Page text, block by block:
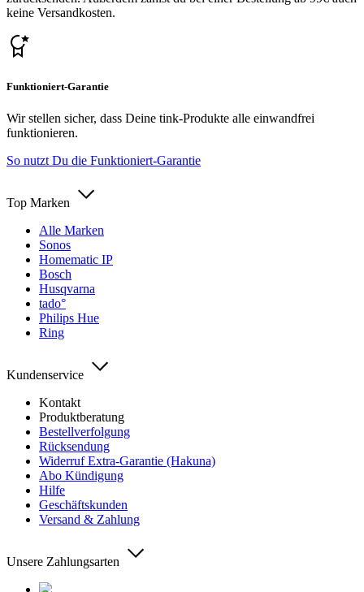
keine Versandkosten.
Funktioniert-Garantie
Wir stellen sicher, dass Deine tink-Produkte alle einwandfrei
funktionieren.
So nutzt Du die Funktioniert-Garantie
Top Marken
Alle Marken
Sonos
Homematic IP
Bosch
Husqvarna
tado°
Philips Hue
Ring
Kundenservice
Kontakt
Produktberatung
Bestellverfolgung
Rücksendung
Widerruf Extra-Garantie (Hakuna)
Abo Kündigung
Hilfe
Geschäftskunden
Versand & Zahlung
Unsere Zahlungsarten